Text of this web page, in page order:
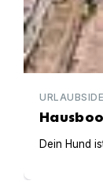
Dein Hund